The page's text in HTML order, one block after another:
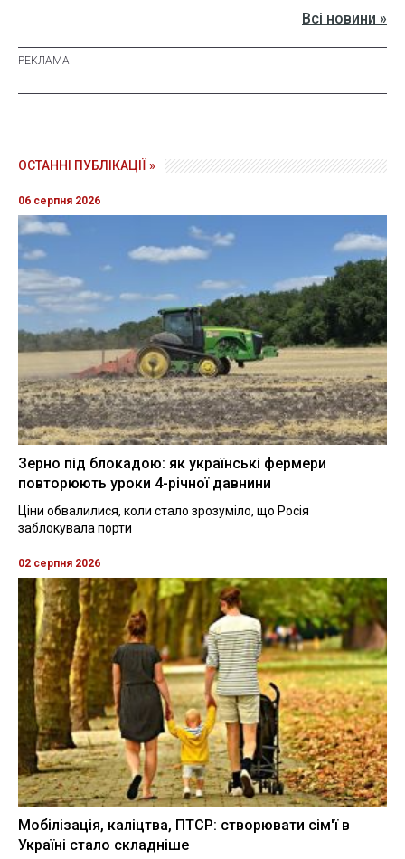
Всі новини »
ОСТАННІ ПУБЛІКАЦІЇ »
06 серпня 2026
Зерно під блокадою: як українські фермери
повторюють уроки 4-річної давнини
Ціни обвалилися, коли стало зрозуміло, що Росія
заблокувала порти
02 серпня 2026
Мобілізація, каліцтва, ПТСР: створювати сім'ї в
Україні стало складніше